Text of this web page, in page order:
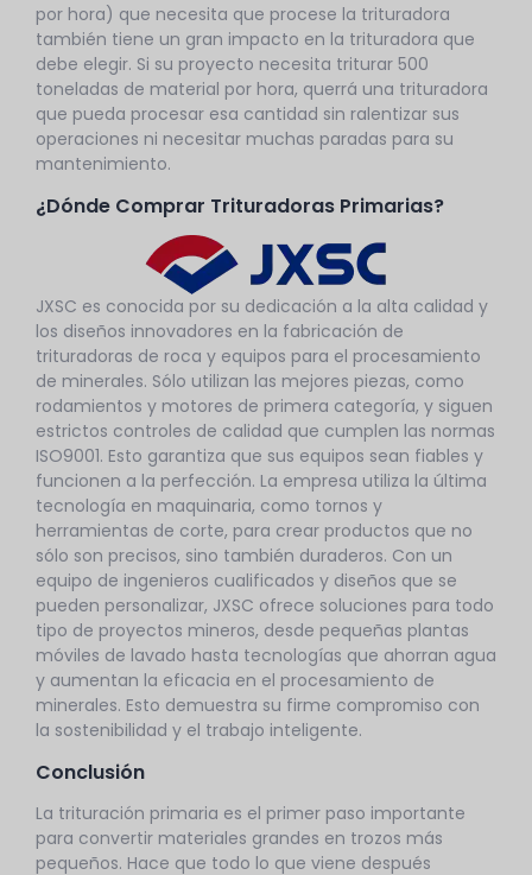
por hora) que necesita que procese la trituradora
también tiene un gran impacto en la trituradora que
debe elegir. Si su proyecto necesita triturar 500
toneladas de material por hora, querrá una trituradora
que pueda procesar esa cantidad sin ralentizar sus
operaciones ni necesitar muchas paradas para su
mantenimiento.
¿Dónde Comprar Trituradoras Primarias?
JXSC es conocida por su dedicación a la alta calidad y
los diseños innovadores en la fabricación de
trituradoras de roca y equipos para el procesamiento
de minerales. Sólo utilizan las mejores piezas, como
rodamientos y motores de primera categoría, y siguen
estrictos controles de calidad que cumplen las normas
ISO9001. Esto garantiza que sus equipos sean fiables y
funcionen a la perfección. La empresa utiliza la última
tecnología en maquinaria, como tornos y
herramientas de corte, para crear productos que no
sólo son precisos, sino también duraderos. Con un
equipo de ingenieros cualificados y diseños que se
pueden personalizar, JXSC ofrece soluciones para todo
tipo de proyectos mineros, desde pequeñas plantas
móviles de lavado hasta tecnologías que ahorran agua
y aumentan la eficacia en el procesamiento de
minerales. Esto demuestra su firme compromiso con
la sostenibilidad y el trabajo inteligente.
Conclusión
La trituración primaria es el primer paso importante
para convertir materiales grandes en trozos más
pequeños. Hace que todo lo que viene después